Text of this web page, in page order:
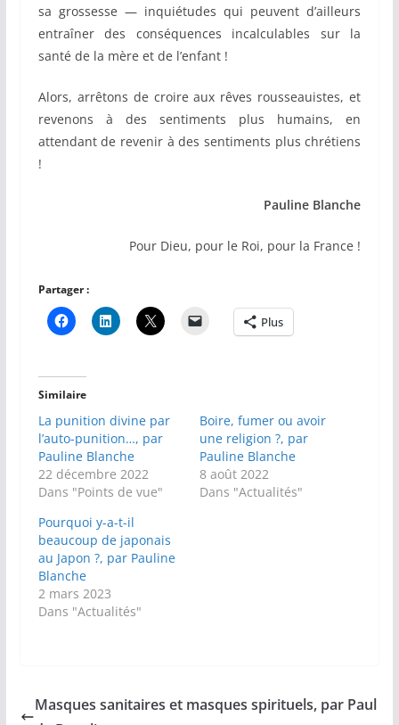
sa grossesse — inquiétudes qui peuvent d’ailleurs
entraîner des conséquences incalculables sur la
santé de la mère et de l’enfant !
Alors, arrêtons de croire aux rêves rousseauistes, et
revenons à des sentiments plus humains, en
attendant de revenir à des sentiments plus chrétiens
!
Pauline Blanche
Pour Dieu, pour le Roi, pour la France !
Partager :
Plus
Similaire
La punition divine par
l’auto-punition…, par
Pauline Blanche
22 décembre 2022
Dans "Points de vue"
Boire, fumer ou avoir
une religion ?, par
Pauline Blanche
8 août 2022
Dans "Actualités"
Pourquoi y-a-t-il
beaucoup de japonais
au Japon ?, par Pauline
Blanche
2 mars 2023
Dans "Actualités"
Masques sanitaires et masques spirituels, par Paul